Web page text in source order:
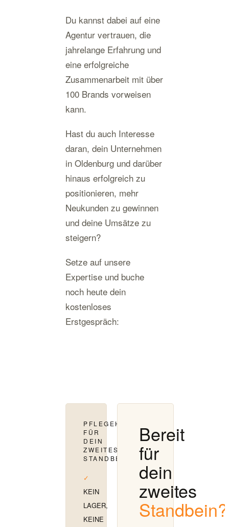
Du kannst dabei auf eine
Agentur vertrauen, die
jahrelange Erfahrung und
eine erfolgreiche
Zusammenarbeit mit über
100 Brands vorweisen
kann.
Hast du auch Interesse
daran, dein Unternehmen
in Oldenburg und darüber
hinaus erfolgreich zu
positionieren, mehr
Neukunden zu gewinnen
und deine Umsätze zu
steigern?
Setze auf unsere
Expertise und buche
noch heute dein
kostenloses
Erstgespräch:
PFLEGEHINWEISE
FÜR
DEIN
ZWEITES
STANDBEIN
✓
KEIN
LAGER,
KEINE
Bereit
für
dein
zweites
Standbein?